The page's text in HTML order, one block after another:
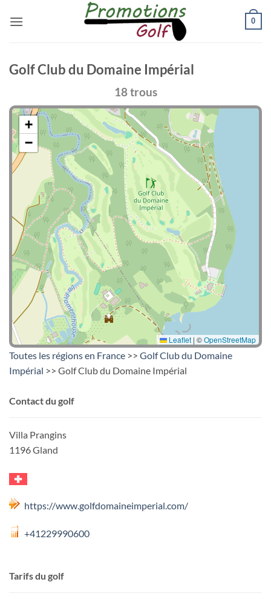
0
Golf Club du Domaine Impérial
18 trous
+
−
Leaflet | ©OpenStreetMap
Toutes les régions en France >> Golf Club du Domaine
Impérial >> Golf Club du Domaine Impérial
Contact du golf
Villa Prangins
1196 Gland
https://www.golfdomaineimperial.com/
+41229990600
Tarifs du golf